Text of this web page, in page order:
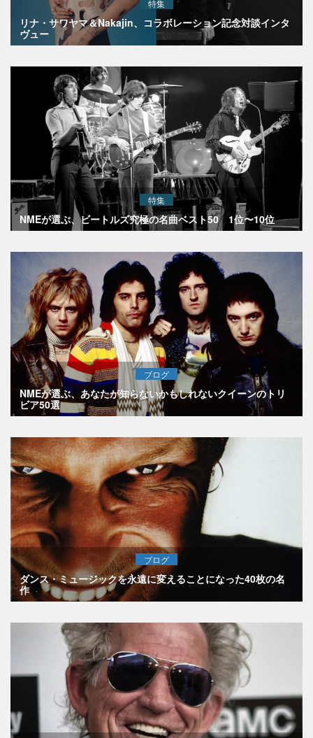
特集
リナ・サワヤマ＆Nakajin、コラボレーション記念対談インタ
ヴュー
特集
NMEが選ぶ、ビートルズ究極の名曲ベスト50 1位〜10位
ブログ
NMEが選ぶ、あなたが知らないかもしれないクイーンのトリ
ビア50選
ブログ
ダンス・ミュージックを永遠に変えることになった40枚の名
作